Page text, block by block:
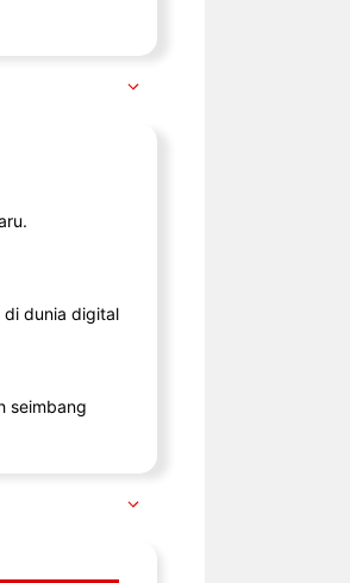
di dunia digital
seimbang